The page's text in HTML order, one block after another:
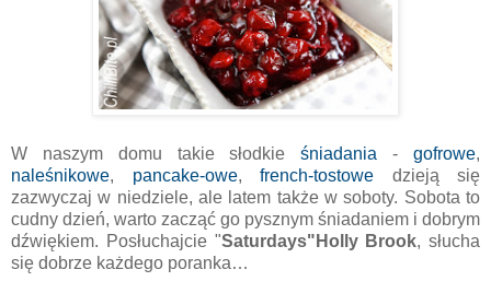
W naszym domu takie słodkieśniadania -gofrowe,
naleśnikowe, pancake-owe, french-tostowe dzieją się
zazwyczaj w niedziele, ale latem także w soboty. Sobota to
cudny dzień, warto zacząć go pysznym śniadaniem i dobrym
dźwiękiem. Posłuchajcie "Saturdays"Holly Brook, słucha
się dobrze każdego poranka…